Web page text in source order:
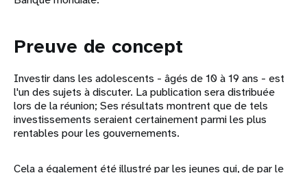
Preuve de concept
Investir dans les adolescents - âgés de 10 à 19 ans - est
l'un des sujets à discuter. La publication sera distribuée
lors de la réunion; Ses résultats montrent que de tels
investissements seraient certainement parmi les plus
rentables pour les gouvernements.
Cela a également été illustré par les jeunes qui, de par le